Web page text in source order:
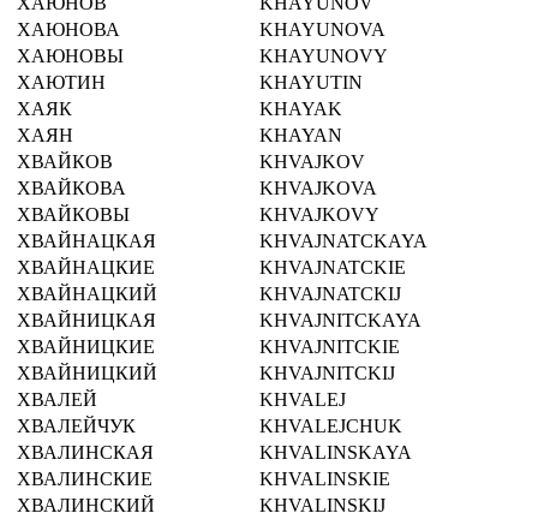
ХАЮНОВА
KHAYUNOVA
ХАЮНОВЫ
KHAYUNOVY
ХАЮТИН
KHAYUTIN
ХАЯК
KHAYAK
ХАЯН
KHAYAN
ХВАЙКОВ
KHVAJKOV
ХВАЙКОВА
KHVAJKOVA
ХВАЙКОВЫ
KHVAJKOVY
ХВАЙНАЦКАЯ
KHVAJNATCKAYA
ХВАЙНАЦКИЕ
KHVAJNATCKIE
ХВАЙНАЦКИЙ
KHVAJNATCKIJ
ХВАЙНИЦКАЯ
KHVAJNITCKAYA
ХВАЙНИЦКИЕ
KHVAJNITCKIE
ХВАЙНИЦКИЙ
KHVAJNITCKIJ
ХВАЛЕЙ
KHVALEJ
ХВАЛЕЙЧУК
KHVALEJCHUK
ХВАЛИНСКАЯ
KHVALINSKAYA
ХВАЛИНСКИЕ
KHVALINSKIE
ХВАЛИНСКИЙ
KHVALINSKIJ